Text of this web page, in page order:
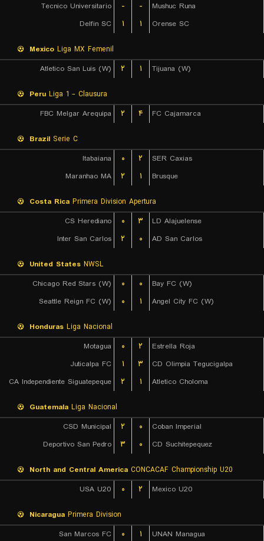
Tecnico Universitario
- -
Mushuc Runa
Delfin SC
۱ ۱ Orense SC
Mexico Liga MX Femenil
Atletico San Luis (W)
۲ ۱ Tijuana (W)
Peru Liga 1 - Clausura
FBC Melgar Arequipa
۲ ۴ FC Cajamarca
Brazil Serie C
Itabaiana
۰ ۲
SER Caxias
Maranhao MA
۲ ۱ Brusque
Costa Rica Primera Division Apertura
CS Herediano
۰ ۳
LD Alajuelense
Inter San Carlos
۲ ۰ AD San Carlos
United States NWSL
Chicago Red Stars (W)
۰ ۰
Bay FC (W)
Seattle Reign FC (W)
۰ ۱ Angel City FC (W)
Honduras Liga Nacional
Motagua
۰ ۲
Estrella Roja
Juticalpa FC
۱ ۳
CD Olimpia Tegucigalpa
CA Independiente Siguatepeque
۲ ۱ Atletico Choloma
Guatemala Liga Nacional
CSD Municipal
۲ ۰
Coban Imperial
Deportivo San Pedro
۳ ۰ CD Suchitepequez
North and Central America CONCACAF Championship U20
USA U20
۰ ۲ Mexico U20
Nicaragua Primera Division
San Marcos FC
۰ ۱ UNAN Managua